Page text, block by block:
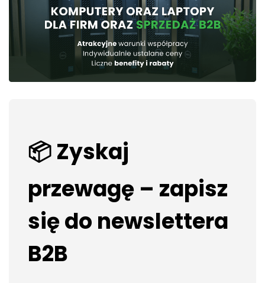
📦 Zyskaj
przewagę – zapisz
się do newslettera
B2B